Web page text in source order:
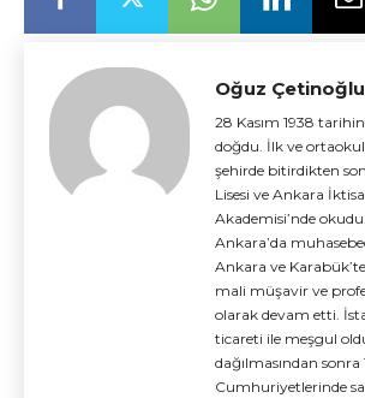
Oğuz Çetinoğlu
28 Kasım 1938
doğdu. İlk ve
şehirde bitirdikten
Lisesi ve Ankara
Akademisi’nde
Ankara’da
Ankara ve
mali müşavir ve
olarak devam etti.
ticareti ile meşgul
dağılmasından
Cumhuriyetlerinde